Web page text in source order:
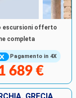
Pagamento in 4X
escursioni offerto
completa
689 €